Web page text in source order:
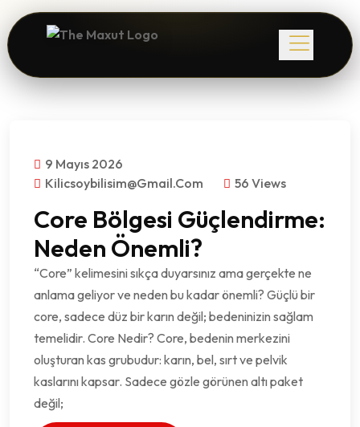
9 Mayıs 2026
Kilicsoybilisim@gmail.com
56 Views
Core Bölgesi Güçlendirme:
Neden Önemli?
“Core” kelimesini sıkça duyarsınız ama gerçekte ne
anlama geliyor ve neden bu kadar önemli? Güçlü bir
core, sadece düz bir karın değil; bedeninizin sağlam
temelidir. Core Nedir? Core, bedenin merkezini
oluşturan kas grubudur: karın, bel, sırt ve pelvik
kaslarını kapsar. Sadece gözle görünen altı paket
değil;